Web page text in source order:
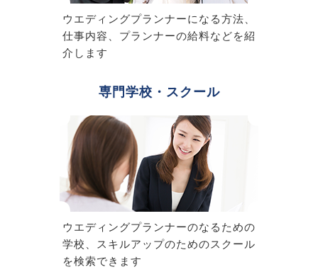
ウエディングプランナーになる方法、
仕事内容、プランナーの給料などを紹
介します
専門学校・スクール
ウエディングプランナーのなるための
学校、スキルアップのためのスクール
を検索できます